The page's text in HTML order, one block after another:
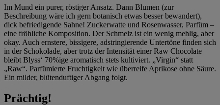
Im Mund ein purer, röstiger Ansatz. Dann Blumen (zur
Beschreibung wäre ich gern botanisch etwas besser bewandert),
dick befriedigende Sahne! Zuckerwatte und Rosenwasser, Parfüm –
eine fröhliche Komposition. Der Schmelz ist ein wenig mehlig, aber
okay. Auch ernstere, bissigere, adstringierende Untertöne finden sich
in der Schokolade, aber trotz der Intensität einer Raw Chocolate
bleibt Blyss‘ 70%ige aromatisch stets kultiviert. „Virgin“ statt
„Raw“. Parfümierte Fruchtigkeit wie überreife Aprikose ohne Säure.
Ein milder, blütenduftiger Abgang folgt.
Prächtig!